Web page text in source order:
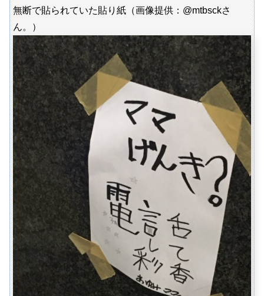
無断で貼られていた貼り紙（画像提供：@mtbsckさ
ん。）